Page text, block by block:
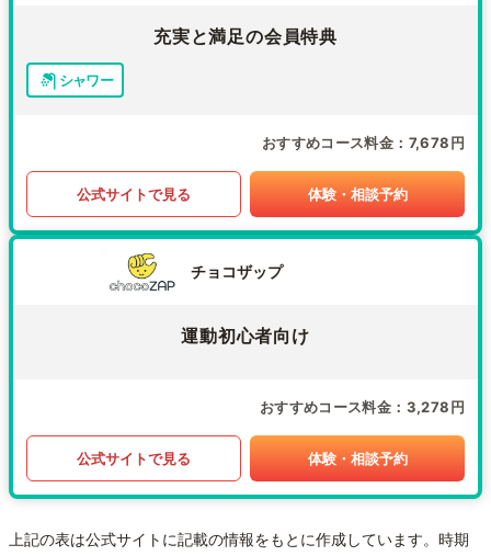
充実と満足の会員特典
シャワー
おすすめコース料金 7,678円
公式サイトで見る 体験・相談予約
チョコザップ
運動初心者向け
おすすめコース料金 3,278円
公式サイトで見る 体験・相談予約
上記の表は公式サイトに記載の情報をもとに作成しています。時期